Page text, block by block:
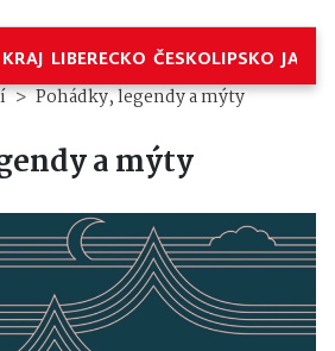
KRAJ LIBERECKO ČESKOLIPSKO
Pohádky, legendy a mýty
a mýty